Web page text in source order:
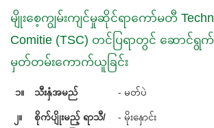
မျိုးစေ့ကျွမ်းကျင်မှုဆိုင်ရာကော်မတီ
Comitie (TSC) တင်ပြရာတွင် ဆောင်ရွ
မှတ်တမ်းကောက်ယူခြင်း
၁။ သီးနှံအမည် - မတ်ပဲ
၂။
စိုက်ပျိုးမည့် ရာသီ/
- မိုးနှောင်း